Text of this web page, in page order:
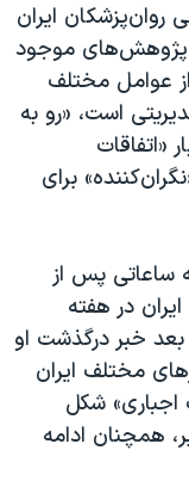
ايران
پژوهش‌های موجود
عوامل مختلف
است، «رو به
برای
ساعاتی پس از
در هفته
خبر درگذشت او
مختلف ایران
شکل
همچنان ادامه